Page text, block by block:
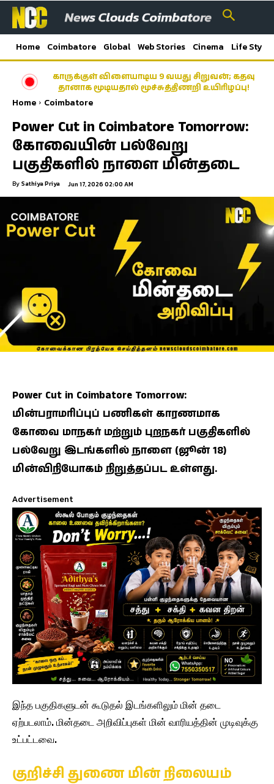
Home Coimbatore Global Web Stories Cinema Life Style
காருக்குள் விளையாடிய 9 வயது சிறுவன்; கதவு
தானாக மூடியதால் மூச்சுத்திணறி உயிரிழப்பு!
Home Coimbatore
Power Cut in Coimbatore Tomorrow:
கோவையின் பல்வேறு
பகுதிகளில் நாளை மின்தடை
By Sathiya Priya Jun 17, 2026 02:00 AM
Power Cut in Coimbatore Tomorrow:
மின்பராமரிப்புப் பணிகள் காரணமாக
கோவை மாநகர் மற்றும் புறநகர் பகுதிகளில்
பல்வேறு இடங்களில் நாளை (ஜூன் 18)
மின்விநியோகம் நிறுத்தப்பட உள்ளது.
Advertisement
இந்த பகுதிகளுடன் கூடுதல் இடங்களிலும் மின் தடை
ஏற்படலாம். மின்தடை அறிவிப்புகள் மின் வாரியத்தின் முடிவுக்கு
உட்பட்டவை.
குறிச்சி துணை மின் நிலையம்